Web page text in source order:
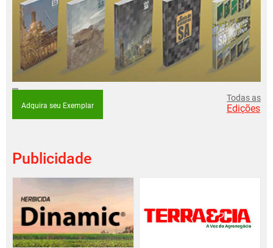
Adquira seu Exemplar
Todas as
Edições
Publicidade